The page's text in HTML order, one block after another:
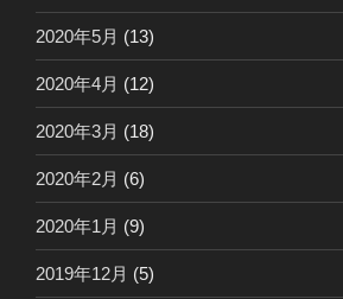
2020年5月 (13)
2020年4月 (12)
2020年3月 (18)
2020年2月 (6)
2020年1月 (9)
2019年12月 (5)